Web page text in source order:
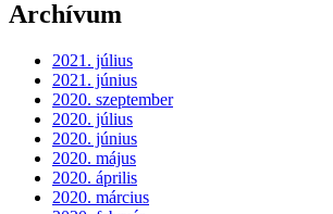
Archívum
2021. július
2021. június
2020. szeptember
2020. július
2020. június
2020. május
2020. április
2020. március